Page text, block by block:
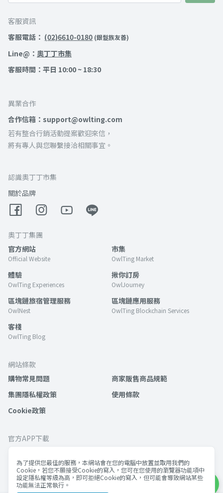
客服資訊
客服電話： (02)6610-0180 (銀髮族友善)
Line@： 奧丁丁市集
客服時間：平日 10:00 ~ 18:30
異業合作
合作信箱：support@owlting.com
若有整合行銷活動提案歡迎來信，
將有專人與您聯繫接洽相關事宜。
認識奧丁丁市集
關於品牌
奧丁丁集團
官方網站
Official Website
市集
OwlTing Market
體驗
OwlTing Experiences
揪你訂房
OwlJourney
區塊鏈旅宿管理服務
OwlNest
區塊鏈應用服務
OwlTing Blockchain Services
客棧
OwlTing Blog
網站條款
購物常見問題
商家販售商品規範
集團隱私權政策
使用條款
Cookie政策
官方APP下載
為了提供您最佳的服務，本網站會在您的電腦中放置並取用我們的
Cookie，若您不願接受Cookie的寫入，您可在您使用的瀏覽器功能項中
設定隱私權等級為高，即可拒絕Cookie的寫入，但可能會導致網站某些
功能無法正常執行。